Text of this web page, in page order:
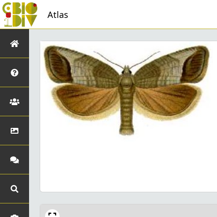
Atlas